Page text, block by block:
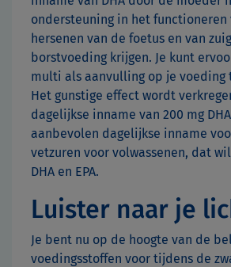
ondersteuning in het functioneren
hersenen van de foetus en van
borstvoeding krijgen. Je kunt
multi als aanvulling op je voeding
Het gunstige effect wordt
dagelijkse inname van 200 mg
aanbevolen dagelijkse inname
vetzuren voor volwassenen, dat
DHA en EPA.
Luister naar je
Je bent nu op de hoogte van de
voedingsstoffen voor tijdens de